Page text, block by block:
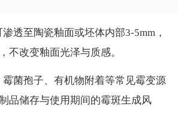
透至陶瓷釉面或坯体内部3-5mm，
不改变釉面光泽与质感。
霉菌孢子、有机物附着等常见霉变源
品储存与使用期间的霉斑生成风